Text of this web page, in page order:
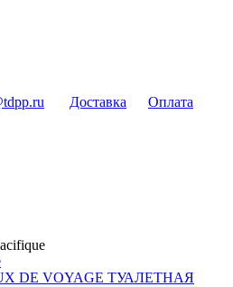
Доставка Оплата
DE VOYAGE ТУАЛЕТНАЯ